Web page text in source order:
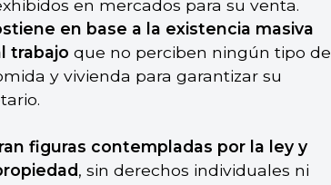
en mercados para su venta.
en base a la existencia masiva
trabajo que no perciben ningún tipo de
y vivienda para garantizar su
figuras contempladas por la ley y
, sin derechos individuales ni